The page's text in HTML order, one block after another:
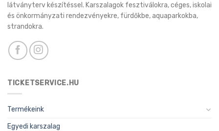
látványterv készítéssel. Karszalagok fesztiválokra, céges, iskolai
és önkormányzati rendezvényekre, fürdőkbe, aquaparkokba,
strandokra.
TICKETSERVICE.HU
Termékeink
Egyedi karszalag